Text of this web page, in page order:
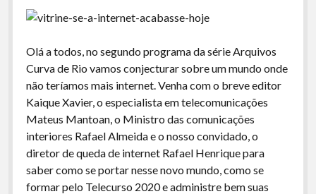
Boca do Lixo
Rachão na Beira do RIo
Arquivo CDR
Papo Tranqueira
A Ripa É a Lei
Especiais
Mateus Mantoan
Rafael Almeida
Olá a todos, no segundo programa da série Arquivos
Curva de Rio vamos conjecturar sobre um mundo onde
não teríamos mais internet. Venha com o breve editor
Kaique Xavier, o especialista em telecomunicações
Mateus Mantoan, o Ministro das comunicações
interiores Rafael Almeida e o nosso convidado, o
diretor de queda de internet Rafael Henrique para
saber como se portar nesse novo mundo, como se
formar pelo Telecurso 2020 e administre bem suas